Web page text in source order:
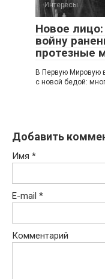
Интересы
Новое
войну
протезные
В Первую Мировую
с новой бедой:
Добавить
Имя *
E-mail *
Комментарий